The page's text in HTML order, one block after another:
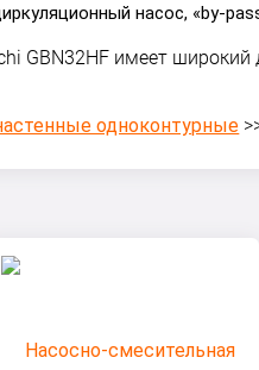
насос, «by-
GBN32НF имеет
одноконтурные